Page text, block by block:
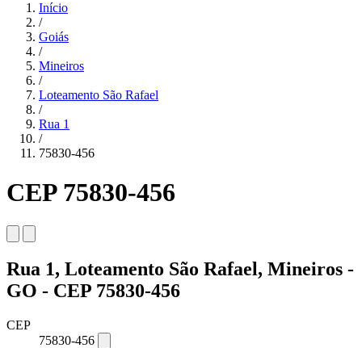
Início
/
Goiás
/
Mineiros
/
Loteamento São Rafael
/
Rua 1
/
75830-456
CEP 75830-456
Rua 1, Loteamento São Rafael, Mineiros -
GO - CEP 75830-456
CEP
75830-456